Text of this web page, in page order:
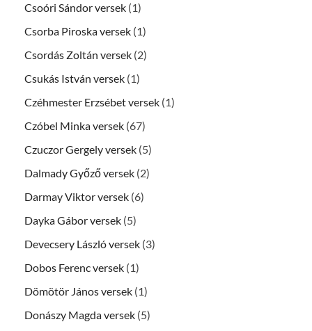
Csoóri Sándor versek (1)
Csorba Piroska versek (1)
Csordás Zoltán versek (2)
Csukás István versek (1)
Czéhmester Erzsébet versek (1)
Czóbel Minka versek (67)
Czuczor Gergely versek (5)
Dalmady Győző versek (2)
Darmay Viktor versek (6)
Dayka Gábor versek (5)
Devecsery László versek (3)
Dobos Ferenc versek (1)
Dömötör János versek (1)
Donászy Magda versek (5)